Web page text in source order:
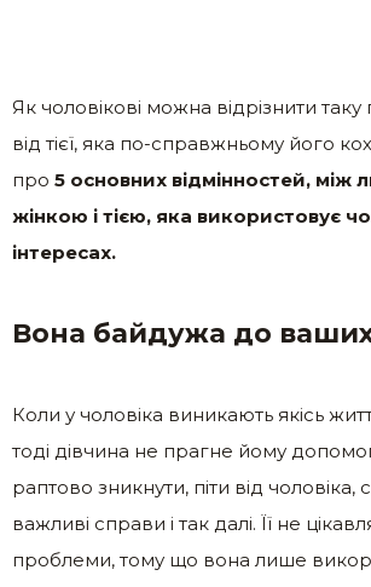
Як чоловікові можна відрізнити таку
від тієї, яка по-справжньому його
про 5 основних відмінностей, між
жінкою і тією, яка використовує
інтересах.
Вона байдужа до
Коли у чоловіка виникають якісь
тоді дівчина не прагне йому
раптово зникнути, піти від чоловіка,
важливі справи і так далі. Її не
проблеми, тому що вона лише